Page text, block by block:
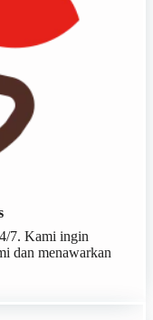
7. Kami ingin
dan menawarkan